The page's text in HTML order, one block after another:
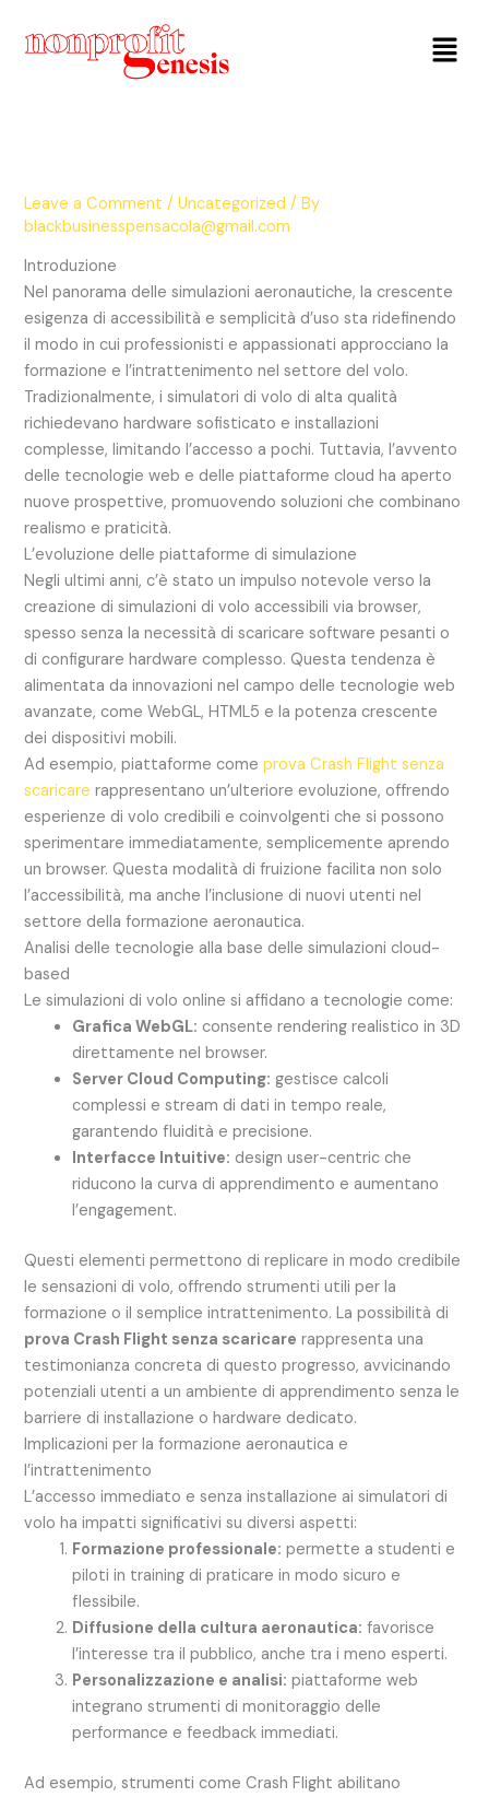
Menu
Leave a Comment /Uncategorized / By
blackbusinesspensacola@gmail.com
Introduzione
Nel panorama delle simulazioni aeronautiche, la crescente
esigenza di accessibilità e semplicità d’uso sta ridefinendo
il modo in cui professionisti e appassionati approcciano la
formazione e l’intrattenimento nel settore del volo.
Tradizionalmente, i simulatori di volo di alta qualità
richiedevano hardware sofisticato e installazioni
complesse, limitando l’accesso a pochi. Tuttavia, l’avvento
delle tecnologie web e delle piattaforme cloud ha aperto
nuove prospettive, promuovendo soluzioni che combinano
realismo e praticità.
L’evoluzione delle piattaforme di simulazione
Negli ultimi anni, c’è stato un impulso notevole verso la
creazione di simulazioni di volo accessibili via browser,
spesso senza la necessità di scaricare software pesanti o
di configurare hardware complesso. Questa tendenza è
alimentata da innovazioni nel campo delle tecnologie web
avanzate, come WebGL, HTML5 e la potenza crescente
dei dispositivi mobili.
Ad esempio, piattaforme comeprova Crash Flight senza
scaricare rappresentano un’ulteriore evoluzione, offrendo
esperienze di volo credibili e coinvolgenti che si possono
sperimentare immediatamente, semplicemente aprendo
un browser. Questa modalità di fruizione facilita non solo
l’accessibilità, ma anche l’inclusione di nuovi utenti nel
settore della formazione aeronautica.
Analisi delle tecnologie alla base delle simulazioni cloud-
based
Le simulazioni di volo online si affidano a tecnologie come:
Grafica WebGL: consente rendering realistico in 3D
direttamente nel browser.
Server Cloud Computing: gestisce calcoli
complessi e stream di dati in tempo reale,
garantendo fluidità e precisione.
Interfacce Intuitive: design user-centric che
riducono la curva di apprendimento e aumentano
l’engagement.
Questi elementi permettono di replicare in modo credibile
le sensazioni di volo, offrendo strumenti utili per la
formazione o il semplice intrattenimento. La possibilità di
prova Crash Flight senza scaricare rappresenta una
testimonianza concreta di questo progresso, avvicinando
potenziali utenti a un ambiente di apprendimento senza le
barriere di installazione o hardware dedicato.
Implicazioni per la formazione aeronautica e
l’intrattenimento
L’accesso immediato e senza installazione ai simulatori di
volo ha impatti significativi su diversi aspetti:
Formazione professionale: permette a studenti e
piloti in training di praticare in modo sicuro e
flessibile.
Diffusione della cultura aeronautica: favorisce
l’interesse tra il pubblico, anche tra i meno esperti.
Personalizzazione e analisi: piattaforme web
integrano strumenti di monitoraggio delle
performance e feedback immediati.
Ad esempio, strumenti come Crash Flight abilitano